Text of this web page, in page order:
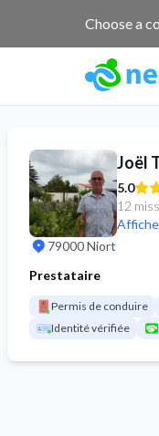
Choose a
Joël
5.0
12
79000 Niort
Prestataire
Permis de conduire
Identité vérifiée